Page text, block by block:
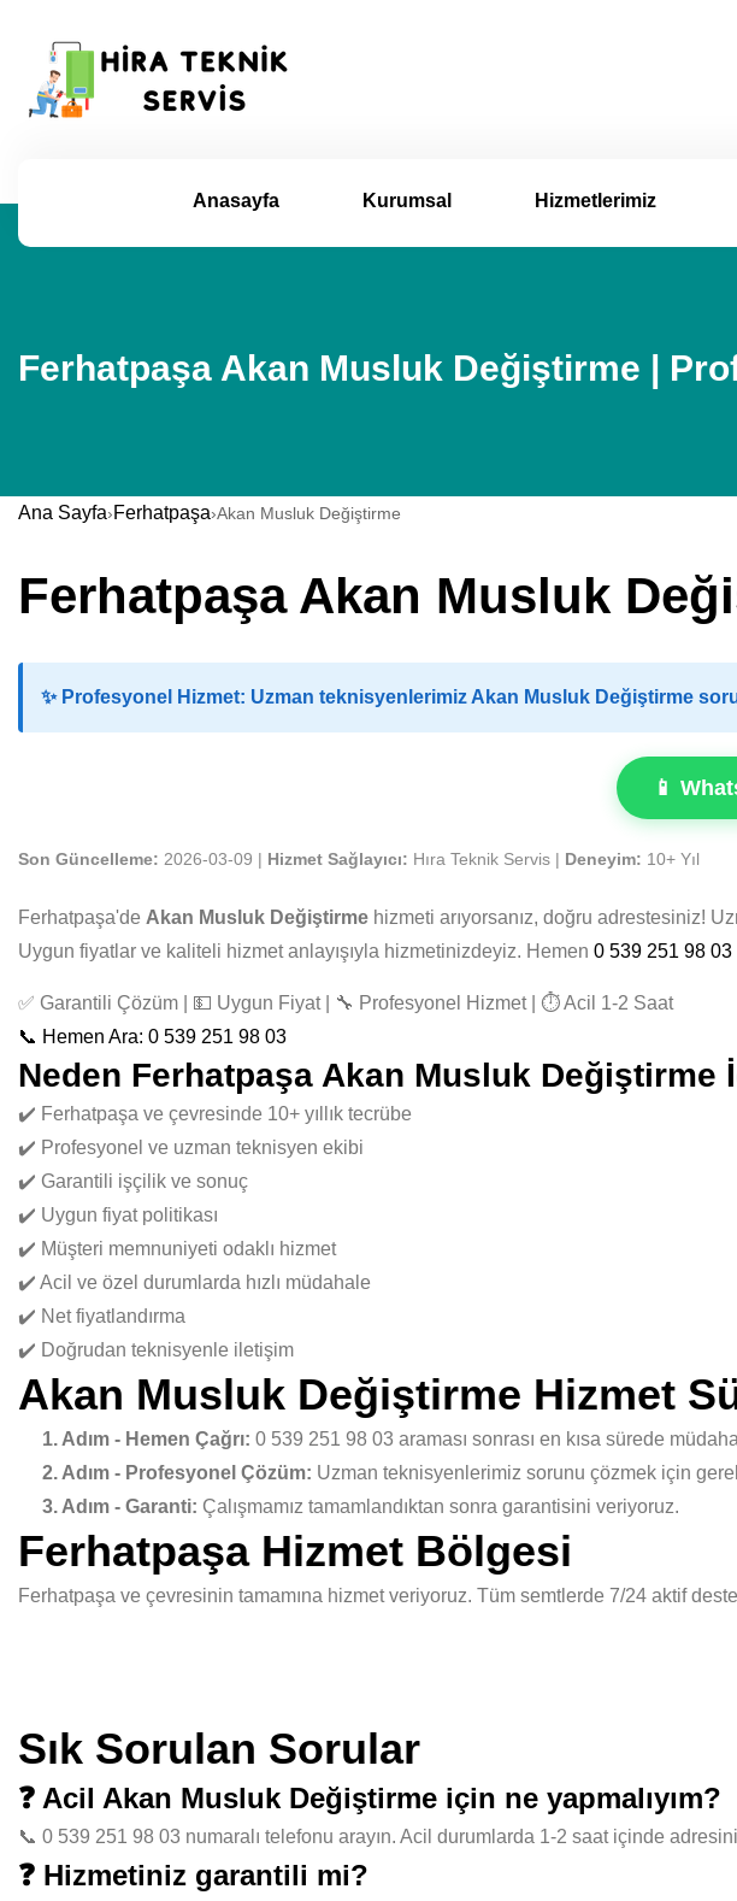
Anasayfa Kurumsal Hizmetlerimiz
Ferhatpaşa Akan Musluk Değiştirme |
Ana Sayfa›Ferhatpaşa›Akan Musluk Değiştirme
Ferhatpaşa Akan Musluk
✨ Profesyonel Hizmet: Uzman teknisyenlerimiz Akan Musluk Değiştirme
📱
Son Güncelleme: 2026-03-09 | Hizmet Sağlayıcı: Hıra Teknik Servis | Deneyim: 10+ Yıl
Ferhatpaşa'de Akan Musluk Değiştirme hizmeti arıyorsanız, doğru adrestesiniz!
Uygun fiyatlar ve kaliteli hizmet anlayışıyla hizmetinizdeyiz. Hemen 0 539 251 98 03
✅ Garantili Çözüm | 💵 Uygun Fiyat | 🔧 Profesyonel Hizmet | ⏱️ Acil 1-2 Saat
📞 Hemen Ara: 0 539 251 98 03
Neden Ferhatpaşa Akan Musluk
✔️ Ferhatpaşa ve çevresinde 10+ yıllık tecrübe
✔️ Profesyonel ve uzman teknisyen ekibi
✔️ Garantili işçilik ve sonuç
✔️ Uygun fiyat politikası
✔️ Müşteri memnuniyeti odaklı hizmet
✔️ Acil ve özel durumlarda hızlı müdahale
✔️ Net fiyatlandırma
✔️ Doğrudan teknisyenle iletişim
Akan Musluk Değiştirme Hizmet
1. Adım - Hemen Çağrı: 0 539 251 98 03 araması sonrası en kısa sürede
2. Adım - Profesyonel Çözüm: Uzman teknisyenlerimiz sorunu çözmek için
3. Adım - Garanti: Çalışmamız tamamlandıktan sonra garantisini veriyoruz.
Ferhatpaşa Hizmet Bölgesi
Ferhatpaşa ve çevresinin tamamına hizmet veriyoruz. Tüm semtlerde 7/24 aktif
Sık Sorulan Sorular
❓ Acil Akan Musluk Değiştirme için ne yapmalıyım?
📞 0 539 251 98 03 numaralı telefonu arayın. Acil durumlarda 1-2 saat içinde
❓ Hizmetiniz garantili mi?